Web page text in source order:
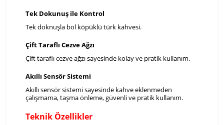
Tek Dokunuş ile Kontrol
Tek doknuşla bol köpüklü türk kahvesi.
Çift Taraflı Cezve Ağzı
Çift taraflı cezve ağzı sayesinde kolay ve pratik kullanım.
Akıllı Sensör Sistemi
Akıllı sensör sistemi sayesinde kahve eklenmeden
çalışmama, taşma önleme, güvenli ve pratik kullanım.
Teknik Özellikler